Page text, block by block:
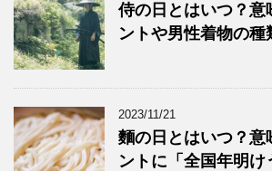
侍の日とはいつ？意
ントや男性着物の種
2023/11/21
麵の日とはいつ？意
ントに「全国年明け